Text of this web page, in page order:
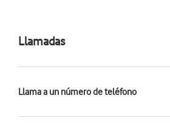
Llamadas
Llama a un número de teléfono